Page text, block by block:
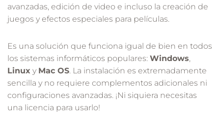
avanzadas, edición de video e incluso la creación de
juegos y efectos especiales para películas.
Es una solución que funciona igual de bien en todos
los sistemas informáticos populares: Windows,
Linux y Mac OS. La instalación es extremadamente
sencilla y no requiere complementos adicionales ni
configuraciones avanzadas. ¡Ni siquiera necesitas
una licencia para usarlo!